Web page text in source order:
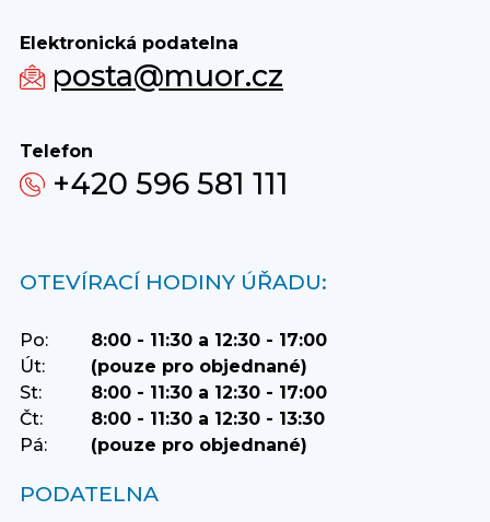
Elektronická podatelna
posta@muor.cz
Telefon
+420 596 581 111
OTEVÍRACÍ HODINY ÚŘADU:
Po:
8:00 - 11:30 a 12:30 - 17:00
Út:
(pouze pro objednané)
St:
8:00 - 11:30 a 12:30 - 17:00
Čt:
8:00 - 11:30 a 12:30 - 13:30
Pá:
(pouze pro objednané)
PODATELNA